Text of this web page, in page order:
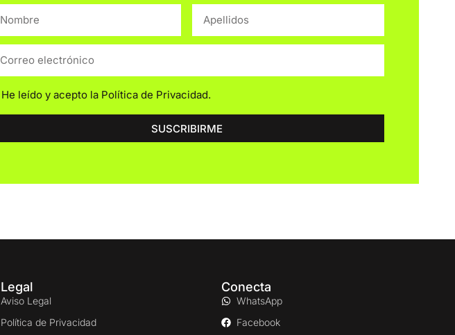
He leído y acepto la Política de Privacidad.
SUSCRIBIRME
Legal
Aviso Legal
Política de Privacidad
Conecta
WhatsApp
Facebook